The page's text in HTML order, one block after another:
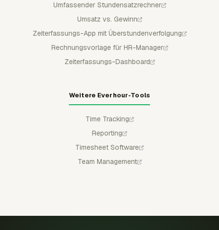
Umfassender Stundensatzrechner
Umsatz vs. Gewinn
Zeiterfassungs-App mit Überstundenverfolgung
Rechnungsvorlage für HR-Manager
Zeiterfassungs-Dashboard
Weitere Everhour-Tools
Time Tracking
Reporting
Timesheet Software
Team Management